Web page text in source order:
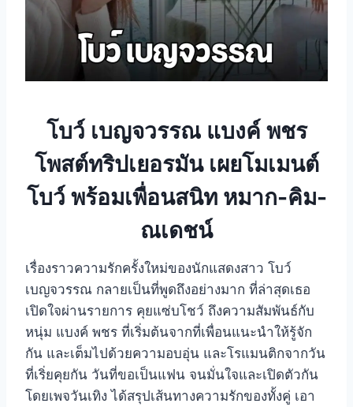
โบว์ เบญจวรรณ แบงค์ พชร
โพสต์ทริปเยอรมัน เผยโมเมนต์
โบว์ พร้อมเพื่อนสนิท หมาก-คิม-
ณเดชน์
เรื่องราวความรักครั้งใหม่ของนักแสดงสาว โบว์
เบญจวรรณ กลายเป็นที่พูดถึงอย่างมาก ที่ล่าสุดเธอ
เปิดใจผ่านรายการ คุยแซ่บโชว์ ถึงความสัมพันธ์กับ
หนุ่ม แบงค์ พชร ที่เริ่มต้นจากที่เพื่อนแนะนำให้รู้จัก
กัน และเต็มไปด้วยความอบอุ่น และโรแมนติกจากวัน
ที่เริ่ยคุยกัน วันที่ขอเป็นแฟน จนมั่นใจและเปิดตัวกัน
โดยเพจวันเทิง ได้สรุปเส้นทางความรักของทั้งคู่ เอา